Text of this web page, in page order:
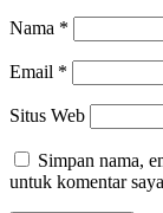
Nama *
Email *
Situs Web
Simpan nama,
untuk komentar